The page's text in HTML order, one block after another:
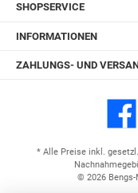
SHOPSERVICE
INFORMATIONEN
ZAHLUNGS- UND
Facebook
* Alle Preise inkl.
© 2026 Bengs-